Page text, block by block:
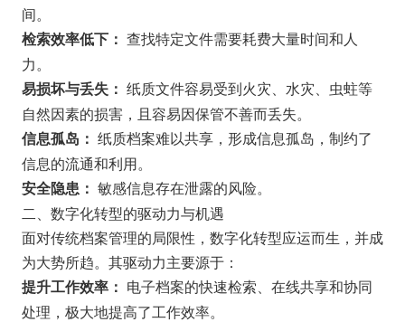
间。
检索效率低下： 查找特定文件需要耗费大量时间和人
力。
易损坏与丢失： 纸质文件容易受到火灾、水灾、虫蛀等
自然因素的损害，且容易因保管不善而丢失。
信息孤岛： 纸质档案难以共享，形成信息孤岛，制约了
信息的流通和利用。
安全隐患： 敏感信息存在泄露的风险。
二、数字化转型的驱动力与机遇
面对传统档案管理的局限性，数字化转型应运而生，并成
为大势所趋。其驱动力主要源于：
提升工作效率： 电子档案的快速检索、在线共享和协同
处理，极大地提高了工作效率。